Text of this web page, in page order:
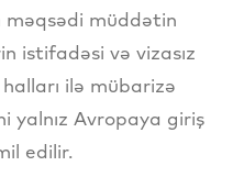
məqsədi müddətin
istifadəsi və vizasız
ilə mübarizə
yalnız Avropaya giriş
edilir.